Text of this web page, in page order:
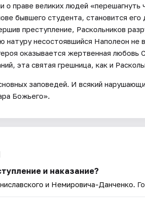
о праве великих людей «перешагнуть
бывшего студента, становится
преступление, Раскольников
натуру несостоявшийся Наполеон не
оказывается жертвенная
эта святая грешница, как и
заповедей. И всякий
Божьего».
и наказание?
и Немировича-Данченко.